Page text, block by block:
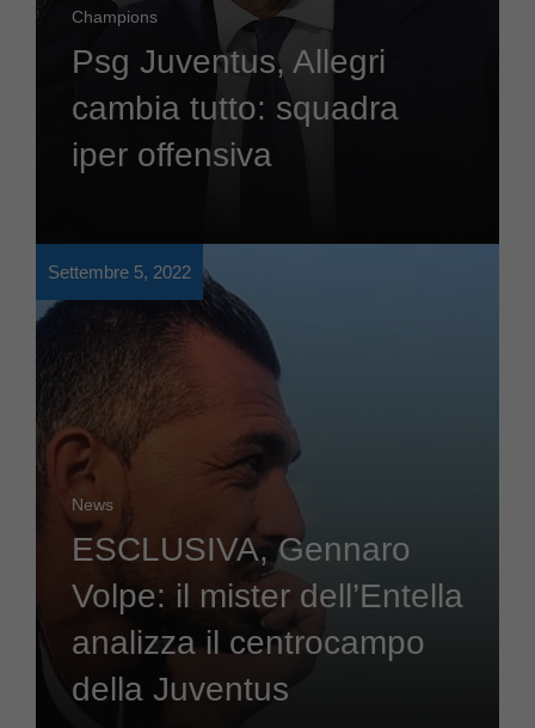
Champions
Psg Juventus, Allegri
cambia tutto: squadra
iper offensiva
Settembre 5, 2022
News
ESCLUSIVA, Gennaro
Volpe: il mister dell’Entella
analizza il centrocampo
della Juventus